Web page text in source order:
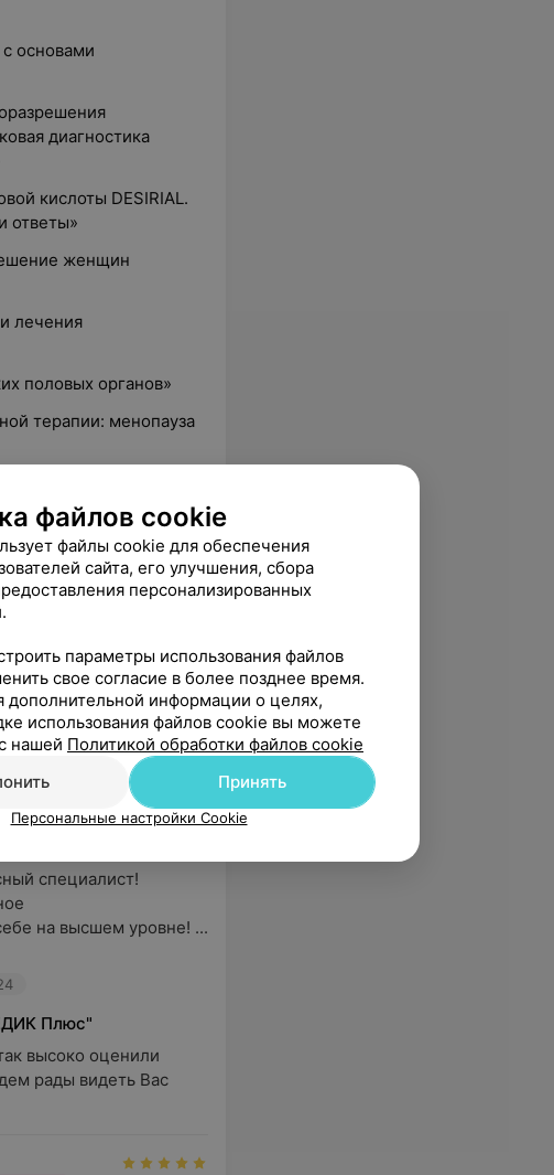
основами
диагностика
кислоты DESIRIAL.
ответы»
женщин
лечения
половых органов»
терапии: менопауза
гинекология»
24
64
специалист!
на высшем уровне! ...
Плюс"
высоко оценили
рады видеть Вас
файлов cookie
файлы cookie для обеспечения
сайта, его улучшения, сбора
персонализированных
параметры использования файлов
свое согласие в более позднее время.
дополнительной информации о целях,
использования файлов cookie вы можете
нашей Политикой обработки файлов cookie
Принять
Персональные настройки Cookie